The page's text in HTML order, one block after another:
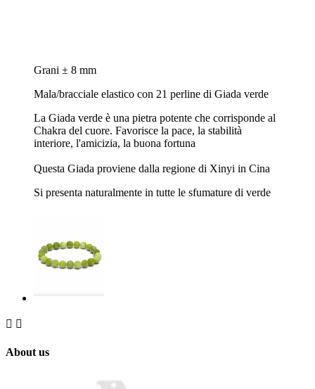
Grani ± 8 mm
Mala/bracciale elastico con 21 perline di Giada verde
La Giada verde è una pietra potente che corrisponde al
Chakra del cuore. Favorisce la pace, la stabilità
interiore, l'amicizia, la buona fortuna
Questa Giada proviene dalla regione di Xinyi in Cina
Si presenta naturalmente in tutte le sfumature di verde
 
About us